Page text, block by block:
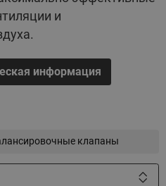
увязки независимые от
AQT-R являются
систем отопления, тепло
и
информация
клапаны